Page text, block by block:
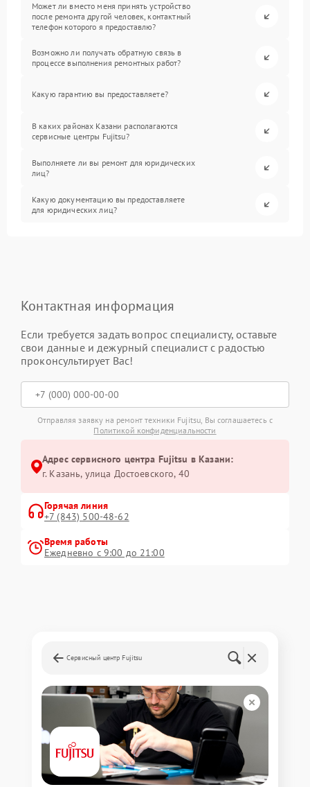
Может ли вместо меня принять устройство
после ремонта другой человек, контактный
телефон которого я предоставлю?
Возможно ли получать обратную связь в
процессе выполнения ремонтных работ?
Какую гарантию вы предоставляете?
В каких районах Казани располагаются
сервисные центры Fujitsu?
Выполняете ли вы ремонт для юридических
лиц?
Какую документацию вы предоставляете
для юридических лиц?
Контактная информация
Если требуется задать вопрос специалисту, оставьте
свои данные и дежурный специалист с радостью
проконсультирует Вас!
Отправляя заявку на ремонт техники Fujitsu, Вы соглашаетесь с
Политикой конфиденциальности
Адрес сервисного центра Fujitsu в Казани:
г. Казань, улица Достоевского, 40
Горячая линия
+7 (843) 500-48-62
Время работы
Ежедневно с 9:00 до 21:00
Сервисный центр Fujitsu